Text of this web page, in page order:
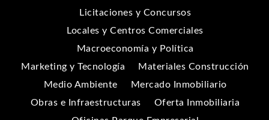
Licitaciones y Concursos
Locales y Centros Comerciales
Macroeconomía y Política
Marketing y Tecnología
Materiales Construcción
Medio Ambiente
Mercado Inmobiliario
Obras e Infraestructuras
Oferta Inmobiliaria